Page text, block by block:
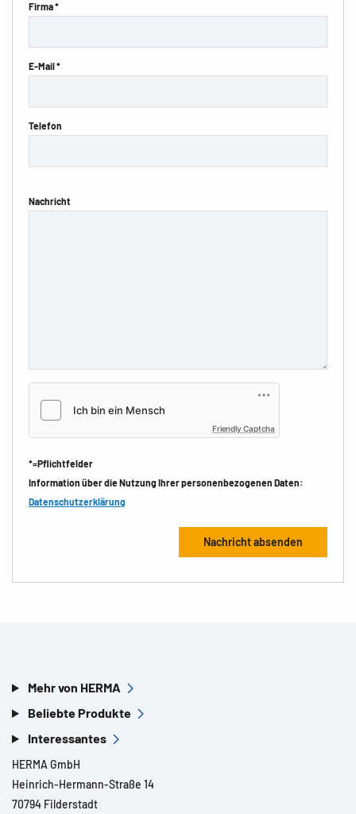
Firma *
E-Mail *
Telefon
Nachricht
Friendly Captcha
*=Pflichtfelder
Information über die Nutzung Ihrer personenbezogenen Daten:
Datenschutzerklärung
Mehr von HERMA
Beliebte Produkte
Interessantes
HERMA GmbH
Heinrich-Hermann-Straße 14
70794 Filderstadt